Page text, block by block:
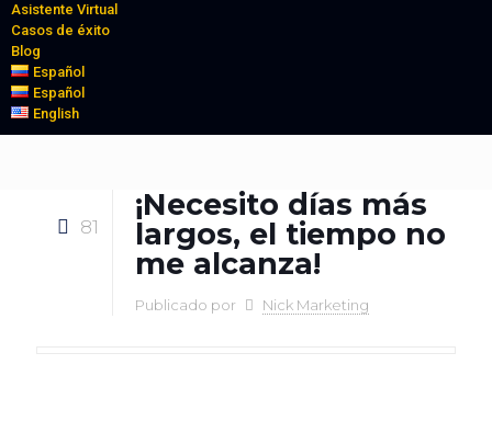
Asistente Virtual
Casos de éxito
Blog
Español
Español
English
81
¡Necesito días más
largos, el tiempo no
me alcanza!
Publicado por Nick Marketing